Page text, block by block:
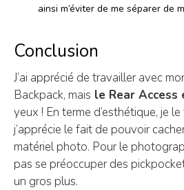
ainsi m’éviter de me séparer de
Conclusion
J’ai apprécié de travailler avec
Backpack, mais le Rear Access
yeux ! En terme d’esthétique, je
j’apprécie le fait de pouvoir
matériel photo. Pour le
pas se préoccuper des
un gros plus.